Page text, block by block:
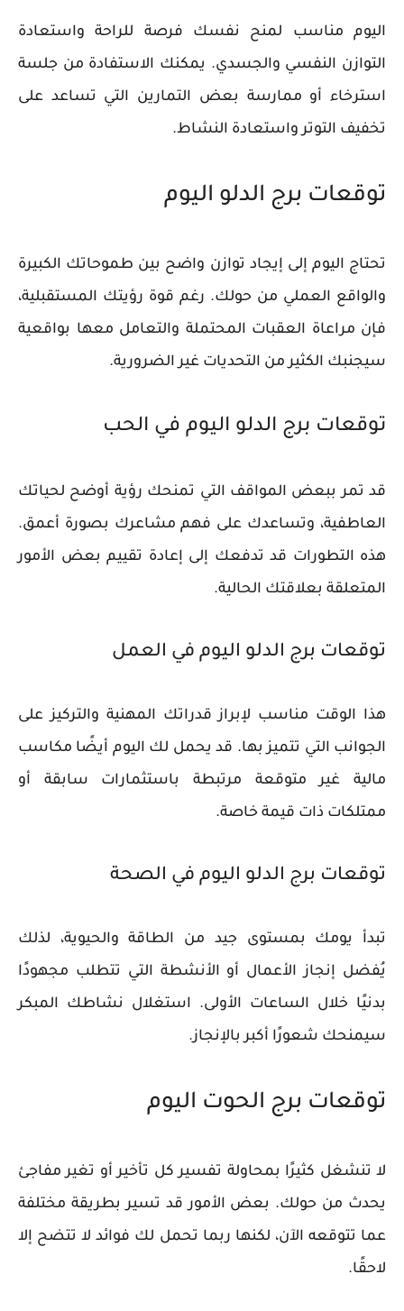
اليوم مناسب لمنح نفسك فرصة للراحة واستعادة
التوازن النفسي والجسدي. يمكنك الاستفادة من جلسة
استرخاء أو ممارسة بعض التمارين التي تساعد على
تخفيف التوتر واستعادة النشاط.
توقعات برج الدلو اليوم
تحتاج اليوم إلى إيجاد توازن واضح بين طموحاتك الكبيرة
والواقع العملي من حولك. رغم قوة رؤيتك المستقبلية،
فإن مراعاة العقبات المحتملة والتعامل معها بواقعية
سيجنبك الكثير من التحديات غير الضرورية.
توقعات برج الدلو اليوم في الحب
قد تمر ببعض المواقف التي تمنحك رؤية أوضح لحياتك
العاطفية، وتساعدك على فهم مشاعرك بصورة أعمق.
هذه التطورات قد تدفعك إلى إعادة تقييم بعض الأمور
المتعلقة بعلاقتك الحالية.
توقعات برج الدلو اليوم في العمل
هذا الوقت مناسب لإبراز قدراتك المهنية والتركيز على
الجوانب التي تتميز بها. قد يحمل لك اليوم أيضًا مكاسب
مالية غير متوقعة مرتبطة باستثمارات سابقة أو
ممتلكات ذات قيمة خاصة.
توقعات برج الدلو اليوم في الصحة
تبدأ يومك بمستوى جيد من الطاقة والحيوية، لذلك
يُفضل إنجاز الأعمال أو الأنشطة التي تتطلب مجهودًا
بدنيًا خلال الساعات الأولى. استغلال نشاطك المبكر
سيمنحك شعورًا أكبر بالإنجاز.
توقعات برج الحوت اليوم
لا تنشغل كثيرًا بمحاولة تفسير كل تأخير أو تغير مفاجئ
يحدث من حولك. بعض الأمور قد تسير بطريقة مختلفة
عما تتوقعه الآن، لكنها ربما تحمل لك فوائد لا تتضح إلا
لاحقًا.